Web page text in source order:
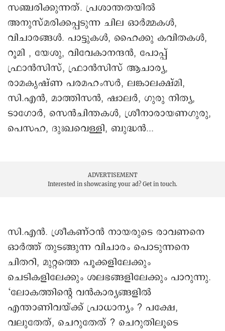
സഞ്ചരിക്കുന്നത്. പ്രശാന്തതയില്‍
അനുസ്മരിക്കപ്പടുന്ന ചില ഓര്‍മ്മകള്‍,
വിചാരങ്ങള്‍. പാട്ടുകള്‍, ഹൈക്കു കവിതകള്‍,
റൂമി , യേശു, വിവേകാനന്ദന്‍, പോപ്പ്
ഫ്രാന്‍സിസ്, ഫ്രാന്‍സിസ് ആചാര്യ,
രാമകൃഷ്ണ പരമഹംസര്‍, ലങ്കാലക്ഷ്മി,
സി.എന്‍, മാത്തിസന്‍, ഷാലര്‍, ഗുരു നിത്യ,
ടാഗോര്‍, സെന്‍ചിന്തകള്‍, ശ്രീനാരായണഗുരു,
പെസഹ, ദുഃഖവെള്ളി, ബുദ്ധന്‍...
ADVERTISEMENT
Interested in showcasing your ad? Get in touch.
സി.എന്‍. ശ്രീകണ്ഠന്‍ നായരുടെ രാവണനെ
ഓര്‍ത്ത് തുടങ്ങുന്ന വിചാരം പൊടുന്നനെ
ചിതറി, മുറ്റത്തെ പൂക്കളിലേക്കും
ചെടികളിലേക്കും ശലഭങ്ങളിലേക്കും പാറുന്നു.
‘ലോകത്തിന്റെ വന്‍കാര്യങ്ങളില്‍
എന്താണിവയ്ക്ക് പ്രാധാന്യം ? പക്ഷേ,
വലുതേത്, ചെറുതേത് ? ചെറുതിലൂടെ